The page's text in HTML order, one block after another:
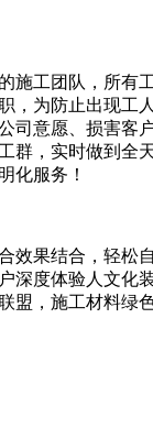
施工团队，所有
，为防止出现工
司意愿、损害客
群，实时做到 全
化服务！
效果结合，轻松
深度体验人文化
盟，施工材料绿